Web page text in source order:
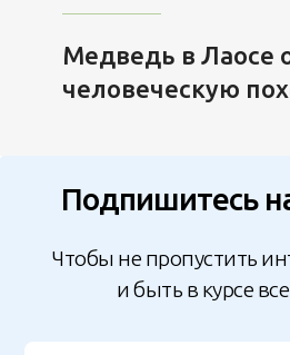
Медведь в Лаосе
человеческую
Подпишитесь
Чтобы не пропустить
и быть в курсе